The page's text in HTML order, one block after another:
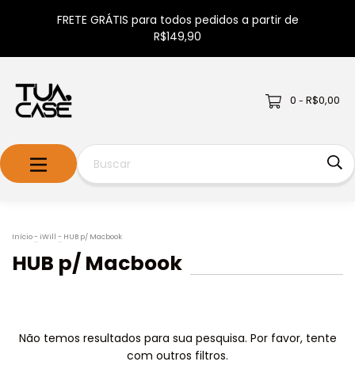
FRETE GRÁTIS para todos pedidos a partir de
R$149,90
0 - R$0,00
Início- iWill - HUB p/ Macbook
HUB p/ Macbook
Não temos resultados para sua pesquisa. Por favor, tente
com outros filtros.